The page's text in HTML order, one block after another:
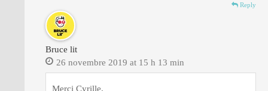
Reply
Bruce lit
26 novembre 2019 at 15 h 13 min
Merci Cyrille.